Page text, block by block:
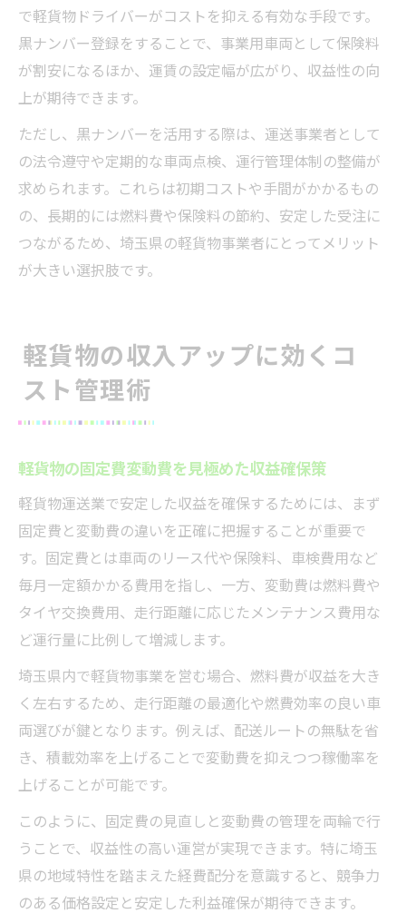
で軽貨物ドライバーがコストを抑える有効な手段です。
黒ナンバー登録をすることで、事業用車両として保険料
が割安になるほか、運賃の設定幅が広がり、収益性の向
上が期待できます。
ただし、黒ナンバーを活用する際は、運送事業者として
の法令遵守や定期的な車両点検、運行管理体制の整備が
求められます。これらは初期コストや手間がかかるもの
の、長期的には燃料費や保険料の節約、安定した受注に
つながるため、埼玉県の軽貨物事業者にとってメリット
が大きい選択肢です。
軽貨物の収入アップに効くコ
スト管理術
軽貨物の固定費変動費を見極めた収益確保策
軽貨物運送業で安定した収益を確保するためには、まず
固定費と変動費の違いを正確に把握することが重要で
す。固定費とは車両のリース代や保険料、車検費用など
毎月一定額かかる費用を指し、一方、変動費は燃料費や
タイヤ交換費用、走行距離に応じたメンテナンス費用な
ど運行量に比例して増減します。
埼玉県内で軽貨物事業を営む場合、燃料費が収益を大き
く左右するため、走行距離の最適化や燃費効率の良い車
両選びが鍵となります。例えば、配送ルートの無駄を省
き、積載効率を上げることで変動費を抑えつつ稼働率を
上げることが可能です。
このように、固定費の見直しと変動費の管理を両輪で行
うことで、収益性の高い運営が実現できます。特に埼玉
県の地域特性を踏まえた経費配分を意識すると、競争力
のある価格設定と安定した利益確保が期待できます。